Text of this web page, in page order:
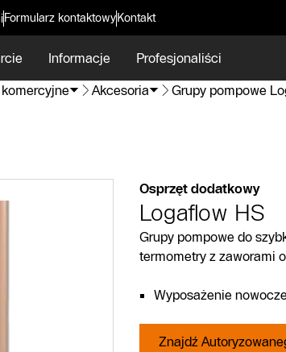
Formularz kontaktowyKontakt
Informacje Profesjonaliści
Akcesoria Grupy pompowe
Osprzęt dodatkowy
Logaflow HS
Grupy pompowe do
termometry z zaworami
Wyposażenie
Znajdź